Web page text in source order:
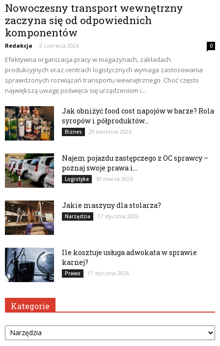
Nowoczesny transport wewnętrzny
zaczyna się od odpowiednich
komponentów
Redakcja - 2 czerwca 2026 0
Efektywna organizacja pracy w magazynach, zakładach
produkcyjnych oraz centrach logistycznych wymaga zastosowania
sprawdzonych rozwiązań transportu wewnętrznego. Choć często
największą uwagę poświęca się urządzeniom i...
Jak obniżyć food cost napojów w barze? Rola
syropów i półproduktów...
Biznes 29 kwietnia 2026
Najem pojazdu zastępczego z OC sprawcy –
poznaj swoje prawa i...
Logistyka 30 marca 2026
Jakie maszyny dla stolarza?
Narzędzia 17 stycznia 2026
Ile kosztuje usługa adwokata w sprawie
karnej?
Prawo 17 stycznia 2026
Kategorie
Kategorie